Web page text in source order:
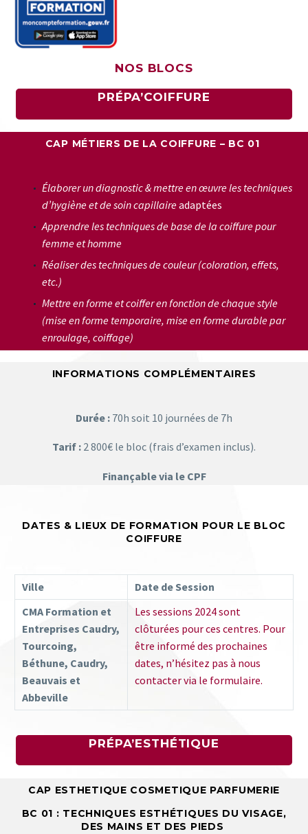
NOS BLOCS
PRÉPA’COIFFURE
CAP MÉTIERS DE LA COIFFURE – BC 01
Élaborer un diagnostic & mettre en œuvre les techniques
d’hygiène et de soin capillaireadaptées
Apprendre les techniques de base de la coiffure pour
femme et homme
Réaliser des techniques de couleur (coloration, effets,
etc.)
Mettre en forme et coiffer en fonction de chaque style
(mise en forme temporaire, mise en forme durable par
enroulage, coiffage)
INFORMATIONS COMPLÉMENTAIRES
Durée : 70h soit 10 journées de 7h
Tarif : 2 800€ le bloc (frais d’examen inclus).
Finançable via le CPF
DATES & LIEUX DE FORMATION POUR LE BLOC
COIFFURE
Ville
Date de Session
CMA Formation et
Entreprises Caudry,
Tourcoing,
Béthune, Caudry,
Beauvais et
Abbeville
Les sessions 2024 sont
clôturées pour ces centres. Pour
être informé des prochaines
dates, n’hésitez pas à nous
contacter via le formulaire.
PRÉPA’ESTHÉTIQUE
CAP ESTHETIQUE COSMETIQUE PARFUMERIE
BC 01 : TECHNIQUES ESTHÉTIQUES DU VISAGE,
DES MAINS ET DES PIEDS